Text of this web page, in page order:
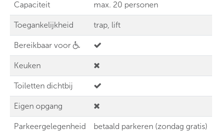
Capaciteit max. 20 personen
Toegankelijkheid trap, lift
Bereikbaar voor
Keuken
Toiletten dichtbij
Eigen opgang
Parkeergelegenheid betaald parkeren (zondag gratis)